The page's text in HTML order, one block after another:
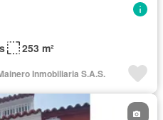
253 m²
Inmobiliaria S.A.S.